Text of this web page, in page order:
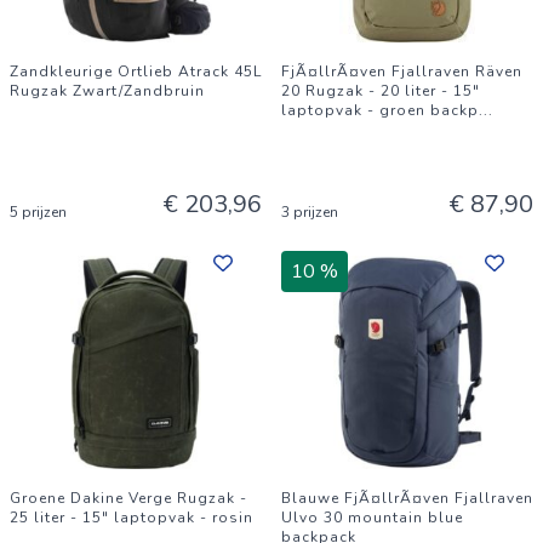
Zandkleurige Ortlieb Atrack 45L
Rugzak Zwart/Zandbruin
5 prijzen € 203,96
FjÃ¤llrÃ¤ven Fjallraven Räven
20 Rugzak - 20 liter - 15"
laptopvak - groen backp...
3 prijzen € 87,90
Groene Dakine Verge Rugzak -
25 liter - 15" laptopvak - rosin
10 %
Blauwe FjÃ¤llrÃ¤ven Fjallraven
Ulvo 30 mountain blue
backpack